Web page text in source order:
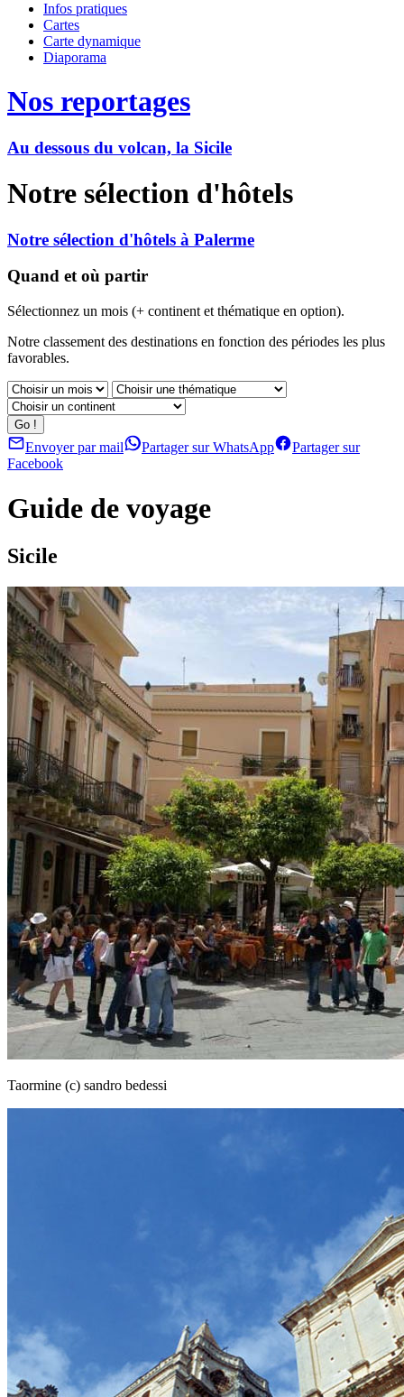
Infos pratiques
Cartes
Carte dynamique
Diaporama
Nos reportages
Au dessous du volcan, la Sicile
Notre sélection d'hôtels
Notre sélection d'hôtels à Palerme
Quand et où partir
Sélectionnez un mois (+ continent et thématique en option).
Notre classement des destinations en fonction des périodes les plus
favorables.
Envoyer par mail Partager sur WhatsApp
Partager sur
Facebook
Guide de voyage
Sicile
Taormine (c) sandro bedessi